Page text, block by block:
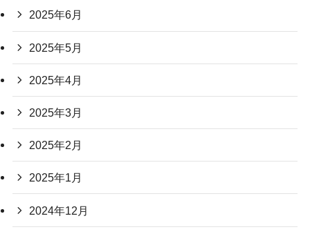
2025年6月
2025年5月
2025年4月
2025年3月
2025年2月
2025年1月
2024年12月